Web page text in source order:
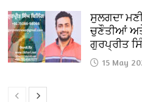
ਸੁਲਗਦਾ
ਚੁਣੌਤੀਆਂ ਅਤੇ
ਗੁਰਪ੍ਰੀਤ
15 May